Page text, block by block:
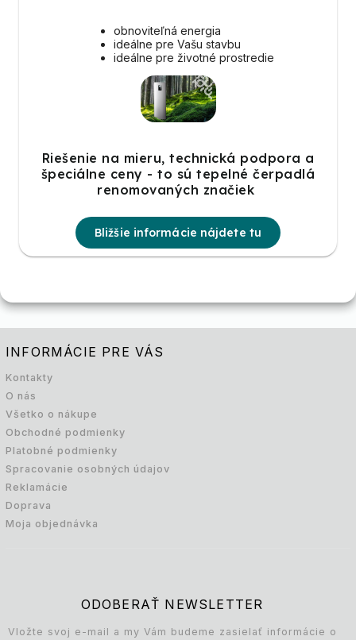
obnoviteľná energia
ideálne pre Vašu stavbu
ideálne pre životné prostredie
Riešenie na mieru, technická podpora a
špeciálne ceny - to sú tepelné čerpadlá
renomovaných značiek
Bližšie informácie nájdete tu
INFORMÁCIE PRE VÁS
Kontakty
O nás
Všetko o nákupe
Obchodné podmienky
Platobné podmienky
Spracovanie osobných údajov
Reklamácie
Doprava
Moja objednávka
ODOBERAŤ NEWSLETTER
Vložte svoj e-mail a my Vám budeme zasielať informácie o